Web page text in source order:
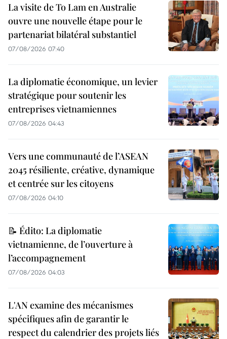
La visite de To Lam en Australie
ouvre une nouvelle étape pour le
partenariat bilatéral substantiel
07/08/2026 07:40
La diplomatie économique, un levier
stratégique pour soutenir les
entreprises vietnamiennes
07/08/2026 04:43
Vers une communauté de l’ASEAN
2045 résiliente, créative, dynamique
et centrée sur les citoyens
07/08/2026 04:10
📝 Édito: La diplomatie
vietnamienne, de l’ouverture à
l’accompagnement
07/08/2026 04:03
L'AN examine des mécanismes
spécifiques afin de garantir le
respect du calendrier des projets liés